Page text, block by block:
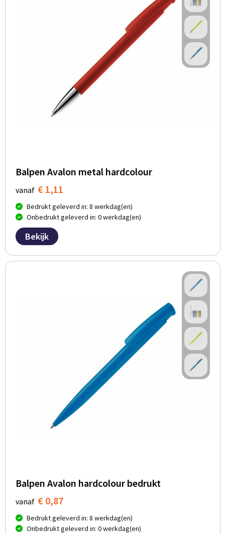
Balpen Avalon metal hardcolour
vanaf € 1,11
Bedrukt geleverd in: 8 werkdag(en)
Onbedrukt geleverd in: 0 werkdag(en)
Bekijk
Balpen Avalon hardcolour bedrukt
vanaf € 0,87
Bedrukt geleverd in: 8 werkdag(en)
Onbedrukt geleverd in: 0 werkdag(en)